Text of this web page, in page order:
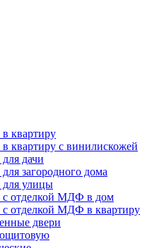
квартиру
квартиру с винилискожей
дачи
загородного дома
улицы
с отделкой МДФ в дом
отделкой МДФ в квартиру
двери